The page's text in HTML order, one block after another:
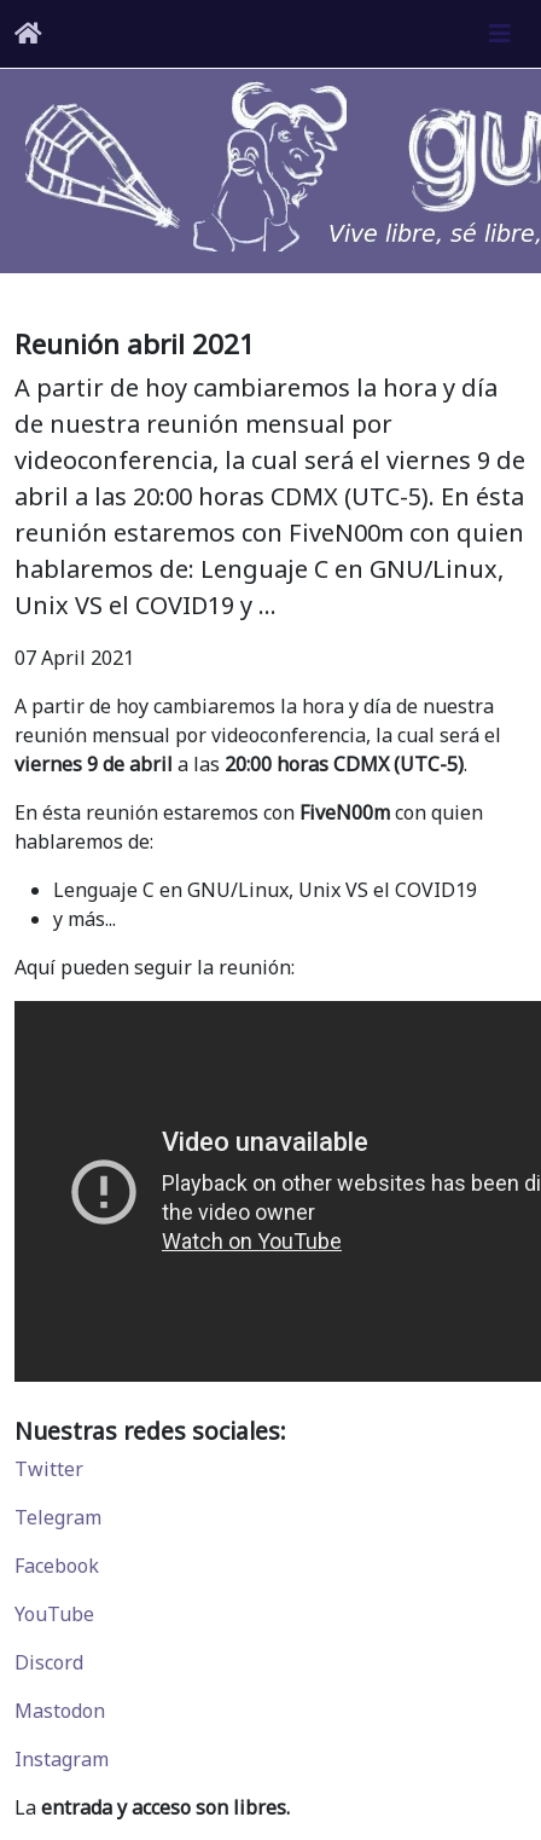
Reunión abril 2021
A partir de hoy cambiaremos la hora y día
de nuestra reunión mensual por
videoconferencia, la cual será el viernes 9 de
abril a las 20:00 horas CDMX (UTC-5). En ésta
reunión estaremos con FiveN00m con quien
hablaremos de: Lenguaje C en GNU/Linux,
Unix VS el COVID19 y …
07 April 2021
A partir de hoy cambiaremos la hora y día de nuestra
reunión mensual por videoconferencia, la cual será el
viernes 9 de abril a las 20:00 horas CDMX (UTC-5).
En ésta reunión estaremos con FiveN00mcon quien
hablaremos de:
Lenguaje C en GNU/Linux, Unix VS el COVID19
y más...
Aquí pueden seguir la reunión:
Nuestras redes sociales:
Twitter
Telegram
Facebook
YouTube
Discord
Mastodon
Instagram
Laentrada y acceso son libres.